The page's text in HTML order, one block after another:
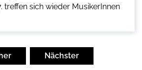
treffen sich wieder MusikerInnen
Nächster